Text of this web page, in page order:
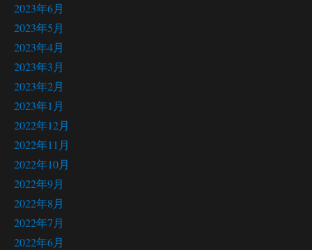
2023年6月
2023年5月
2023年4月
2023年3月
2023年2月
2023年1月
2022年12月
2022年11月
2022年10月
2022年9月
2022年8月
2022年7月
2022年6月